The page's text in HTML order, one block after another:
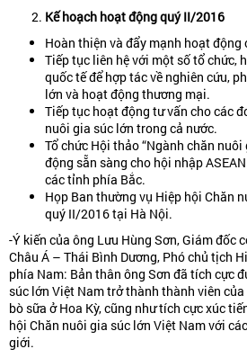
Kế hoạch hoạt động quý II/2016
Hoàn thiện và đẩy mạnh hoạt động
Tiếp tục liên hệ với một số tổ chức,
quốc tế để hợp tác về nghiên cứu,
lớn và hoạt động thương mại.
Tiếp tục hoạt động tư vấn cho các
nuôi gia súc lớn trong cả nước.
Tổ chức Hội thảo “Ngành chăn
động sẵn sàng cho hội nhập
các tỉnh phía Bắc.
Họp Ban thường vụ Hiệp hội Chăn
quý II/2016 tại Hà Nội.
-Ý kiến của ông Lưu Hùng Sơn, Giám đốc
Châu Á – Thái Bình Dương, Phó chủ tịch
phía Nam: Bản thân ông Sơn đã tích cực
súc lớn Việt Nam trở thành thành viên
bò sữa ở Hoa Kỳ, cũng như tích cực xúc
hội Chăn nuôi gia súc lớn Việt Nam với
giới.